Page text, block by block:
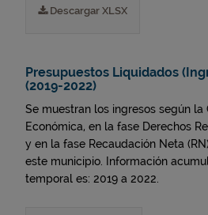
Descargar XLSX
Presupuestos Liquidados
(2019-2022)
Se muestran los ingresos según la
Económica, en la fase Derechos
y en la fase Recaudación Neta
este municipio. Información
temporal es: 2019 a 2022.